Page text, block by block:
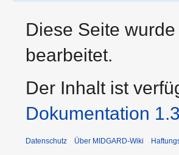
Diese Seite
bearbeitet.
Der Inhalt ist
Dokumentation
Datenschutz Über MIDGARD-Wiki